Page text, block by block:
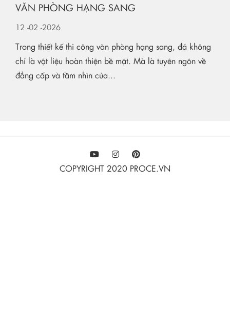
VĂN PHÒNG HẠNG SANG
12 -02 -2026
Trong thiết kế thi công văn phòng hạng sang, đá không
chỉ là vật liệu hoàn thiện bề mặt. Mà là tuyên ngôn về
đẳng cấp và tầm nhìn của...
COPYRIGHT 2020 PROCE.VN